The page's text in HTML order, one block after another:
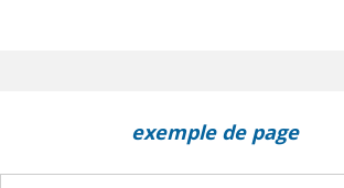
exemple de page